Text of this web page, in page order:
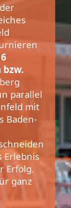
bzw.
parallel
mit
Baden-
Erlebnis
Erfolg.
ganz